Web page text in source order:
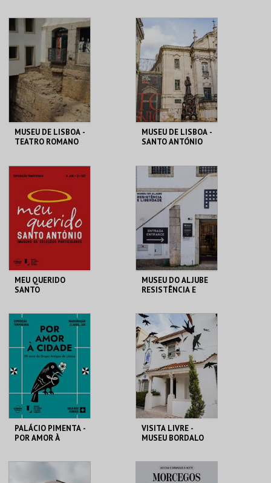
ML - PALÁCIO
PIMENTA
MAIS INFO
COMPRAR
MUSEU DO FADO
MAIS INFO
COMPRAR
MUSEU DE LISBOA -
TEATRO ROMANO
ROMANO
MAIS INFO
COMPRAR
MUSEU DE LISBOA -
SANTO ANTÓNIO
ML - SANTO
ANTÓNIO
MAIS INFO
COMPRAR
MEU QUERIDO
SANTO
PARTICULARES-EXP
TEMPORÁRIA
ML - SANTO
ANTÓNIO
MAIS INFO
COMPRAR
MUSEU DO ALJUBE
RESISTÊNCIA E
MUSEU DO ALJUBE
MAIS INFO
COMPRAR
PALÁCIO PIMENTA -
POR AMOR À
ML - PALÁCIO
VISITA LIVRE -
MUSEU BORDALO
MUSEU BORDALO
PINHEIRO